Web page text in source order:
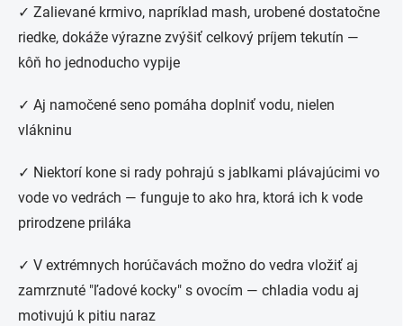
✓ Zalievané krmivo, napríklad mash, urobené dostatočne
riedke, dokáže výrazne zvýšiť celkový príjem tekutín —
kôň ho jednoducho vypije
✓ Aj namočené seno pomáha doplniť vodu, nielen
vlákninu
✓ Niektorí kone si rady pohrajú s jablkami plávajúcimi vo
vode vo vedrách — funguje to ako hra, ktorá ich k vode
prirodzene priláka
✓ V extrémnych horúčavách možno do vedra vložiť aj
zamrznuté "ľadové kocky" s ovocím — chladia vodu aj
motivujú k pitiu naraz